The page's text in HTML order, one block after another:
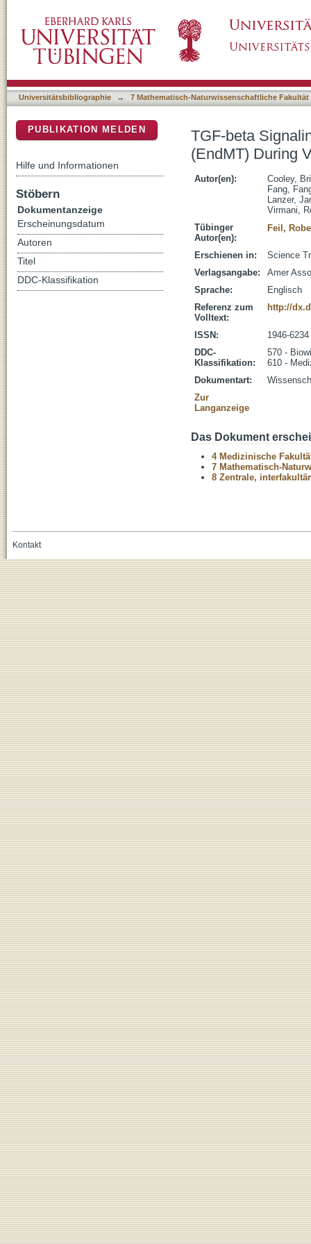
Remodeling
Universitätsbibliographie → 7 Mathematisch-Naturwissenschaftliche Fakultät
TGF-beta
(EndMT) During
Autor(en):
Cooley,
Fang,
Lanzer,
Virmani,
Tübinger
Autor(en):
Feil,
Erschienen in:
Science
Verlagsangabe:
Amer
Sprache:
Englisch
Referenz zum
Volltext:
http://
ISSN:
1946-6234
DDC-
Klassifikation:
570 -
610 -
Dokumentart:
Zur
Langanzeige
Das Dokument
4 Medizinische
7 Mathematisch-
8 Zentrale,
PUBLIKATION MELDEN
Hilfe und Informationen
Stöbern
Dokumentanzeige
Erscheinungsdatum
Autoren
Titel
DDC-Klassifikation
Kontakt